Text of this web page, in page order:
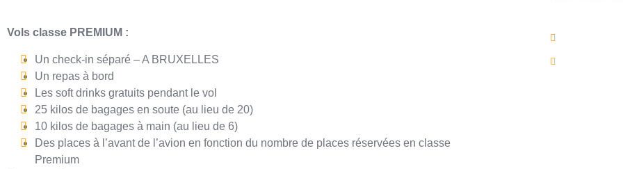
Vols classe PREMIUM :
Un check-in séparé – A BRUXELLES
Un repas à bord
Les soft drinks gratuits pendant le vol
25 kilos de bagages en soute (au lieu de 20)
10 kilos de bagages à main (au lieu de 6)
Des places à l’avant de l’avion en fonction du nombre de places réservées en classe
Premium